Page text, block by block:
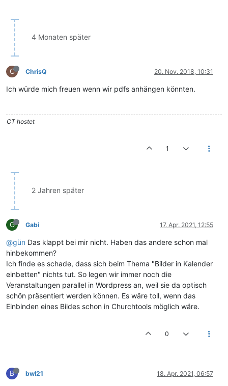
4 Monaten später
C ChrisQ 20. Nov. 2018, 10:31
Ich würde mich freuen wenn wir pdfs anhängen könnten.
CT hostet
1
2 Jahren später
G Gabi 17. Apr. 2021, 12:55
@gün Das klappt bei mir nicht. Haben das andere schon mal
hinbekommen?
Ich finde es schade, dass sich beim Thema "Bilder in Kalender
einbetten" nichts tut. So legen wir immer noch die
Veranstaltungen parallel in Wordpress an, weil sie da optisch
schön präsentiert werden können. Es wäre toll, wenn das
Einbinden eines Bildes schon in Churchtools möglich wäre.
0
B bwl21 18. Apr. 2021, 06:57